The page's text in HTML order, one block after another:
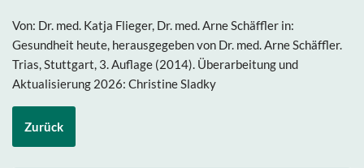
Von: Dr. med. Katja Flieger, Dr. med. Arne Schäffler in:
Gesundheit heute, herausgegeben von Dr. med. Arne Schäffler.
Trias, Stuttgart, 3. Auflage (2014). Überarbeitung und
Aktualisierung 2026: Christine Sladky
Zurück